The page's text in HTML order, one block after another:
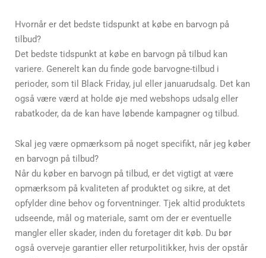
Hvornår er det bedste tidspunkt at købe en barvogn på
tilbud?
Det bedste tidspunkt at købe en barvogn på tilbud kan
variere. Generelt kan du finde gode barvogne-tilbud i
perioder, som til Black Friday, jul eller januarudsalg. Det kan
også være værd at holde øje med webshops udsalg eller
rabatkoder, da de kan have løbende kampagner og tilbud.
Skal jeg være opmærksom på noget specifikt, når jeg køber
en barvogn på tilbud?
Når du køber en barvogn på tilbud, er det vigtigt at være
opmærksom på kvaliteten af produktet og sikre, at det
opfylder dine behov og forventninger. Tjek altid produktets
udseende, mål og materiale, samt om der er eventuelle
mangler eller skader, inden du foretager dit køb. Du bør
også overveje garantier eller returpolitikker, hvis der opstår